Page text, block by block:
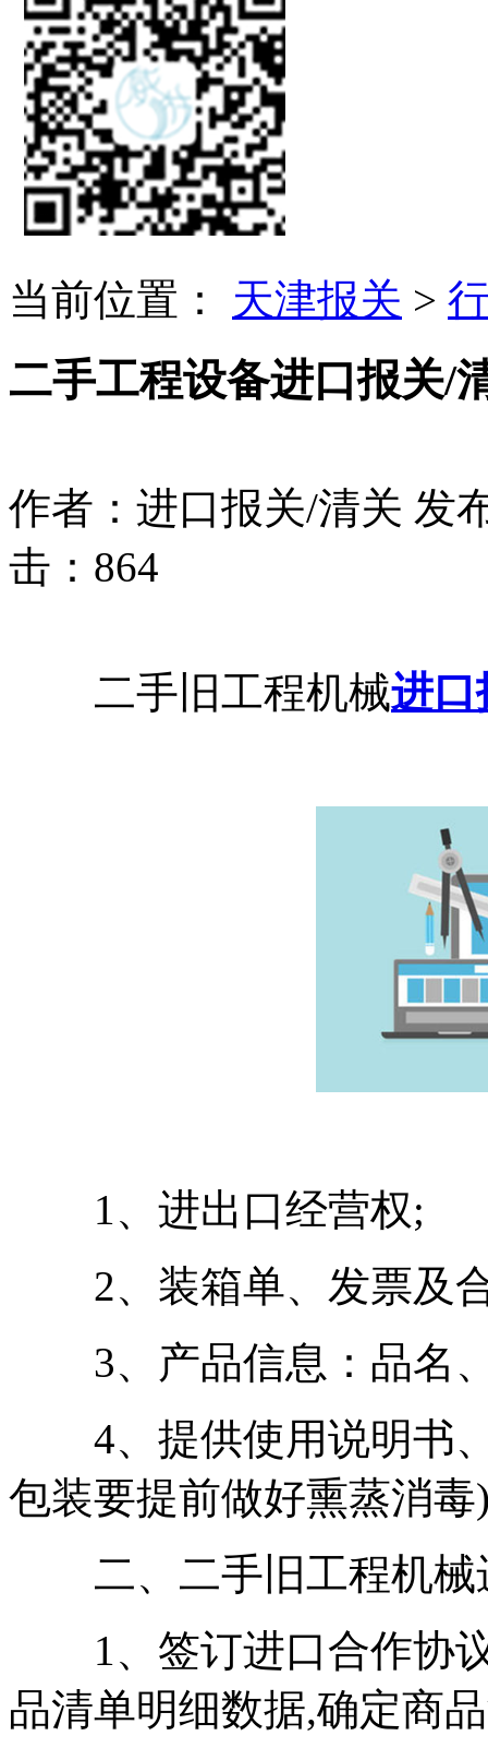
当前位置： 天津报关 >
二手工程设备进口报关/
作者：进口报关/清关 发
击：864
二手旧工程机械进口
1、进出口经营权;
2、装箱单、发票及
3、产品信息：品名、
4、提供使用说明书、
包装要提前做好熏蒸消毒
二、二手旧工程机械
1、签订进口合作协议
品清单明细数据,确定商